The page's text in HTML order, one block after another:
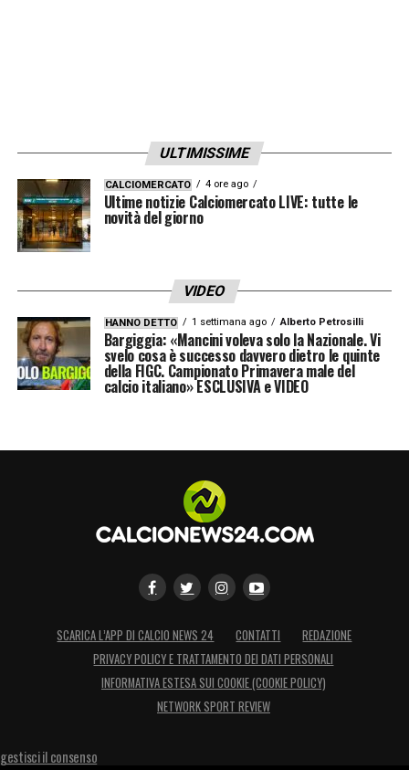
ULTIMISSIME
CALCIOMERCATO 4 ore ago
Ultime notizie Calciomercato LIVE: tutte le
novità del giorno
VIDEO
HANNO DETTO 1 settimana ago Alberto Petrosilli
Bargiggia: «Mancini voleva solo la Nazionale. Vi
svelo cosa è successo davvero dietro le quinte
della FIGC. Campionato Primavera male del
calcio italiano» ESCLUSIVA e VIDEO
SCARICA L’APP DI CALCIO NEWS 24 CONTATTI
REDAZIONE
PRIVACY POLICY E TRATTAMENTO DEI DATI PERSONALI
INFORMATIVA ESTESA SUI COOKIE (COOKIE POLICY)
NETWORK SPORT REVIEW
gestisci il consenso